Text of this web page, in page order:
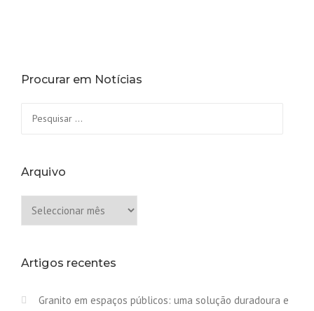
Procurar em Notícias
Arquivo
Artigos recentes
Granito em espaços públicos: uma solução duradoura e